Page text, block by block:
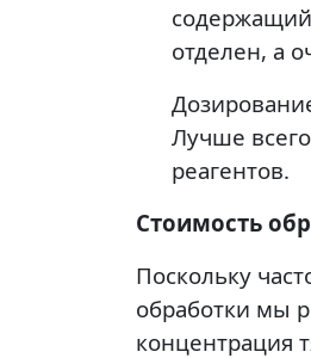
отделен, а
Лучше
реагентов.
Стоимость
Поскольку
обработки мы
концентрация